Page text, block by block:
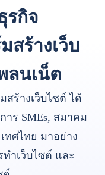
รกิจ
สร้างเว็บ
ลนเน็ต
สร้างเว็บไซต์ ได้
าร SMEs, สมาคม
ทศไทย มาอย่าง
ำเว็บไซต์ และ